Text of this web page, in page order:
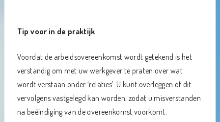
Tip voor in de praktijk
Voordat de arbeidsovereenkomst wordt getekend is het
verstandig om met uw werkgever te praten over wat
wordt verstaan onder ‘relaties’. U kunt overleggen of dit
vervolgens vastgelegd kan worden, zodat u misverstanden
na beëindiging van de overeenkomst voorkomt.